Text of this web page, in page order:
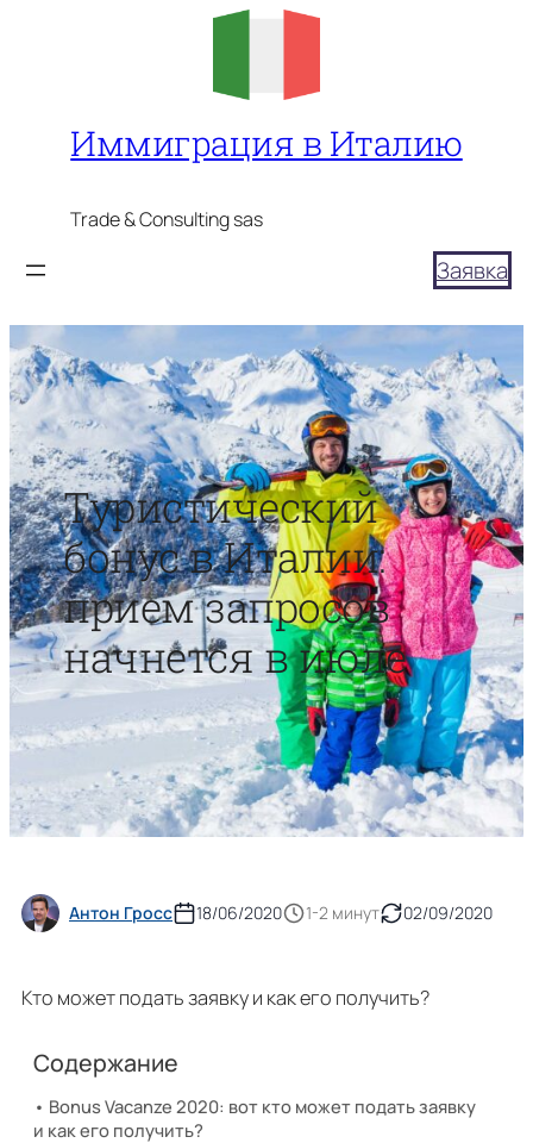
Иммиграция в Италию
Trade & Consulting sas
Заявка
Туристический
бонус в Италии:
прием запросов
начнется в июле
Антон Гросс 18/06/2020 1-2 минут 02/09/2020
Кто может подать заявку и как его получить?
Содержание
Bonus Vacanze 2020: вот кто может подать заявку
и как его получить?